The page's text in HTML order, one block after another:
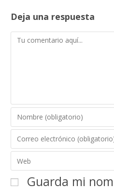
Deja una respuesta
Guarda mi